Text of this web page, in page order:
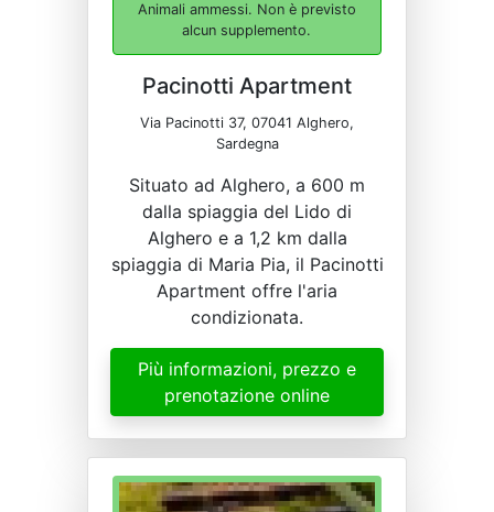
Animali ammessi. Non è previsto
alcun supplemento.
Pacinotti Apartment
Via Pacinotti 37, 07041 Alghero,
Sardegna
Situato ad Alghero, a 600 m
dalla spiaggia del Lido di
Alghero e a 1,2 km dalla
spiaggia di Maria Pia, il Pacinotti
Apartment offre l'aria
condizionata.
Più informazioni, prezzo e
prenotazione online